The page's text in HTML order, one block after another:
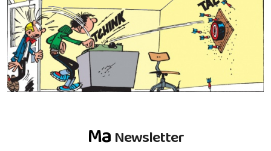
Ma Newsletter